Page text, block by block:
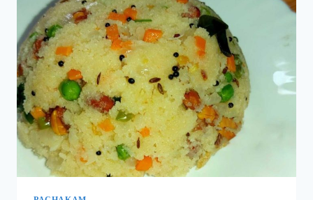
ഇതും
കൂടി
ചേർത്ത്
പൊടി
നനക്കു!
ചോറ്
കൊണ്ട്
നല്ല
സോഫ്റ്റ്
പുട്ട്
റെഡി!!
|